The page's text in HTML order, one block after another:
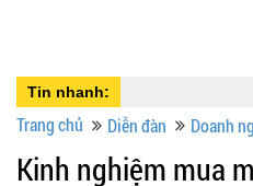
Tin nhanh:
Trang chủ Diễn đàn Doanh
Kinh nghiệm mua